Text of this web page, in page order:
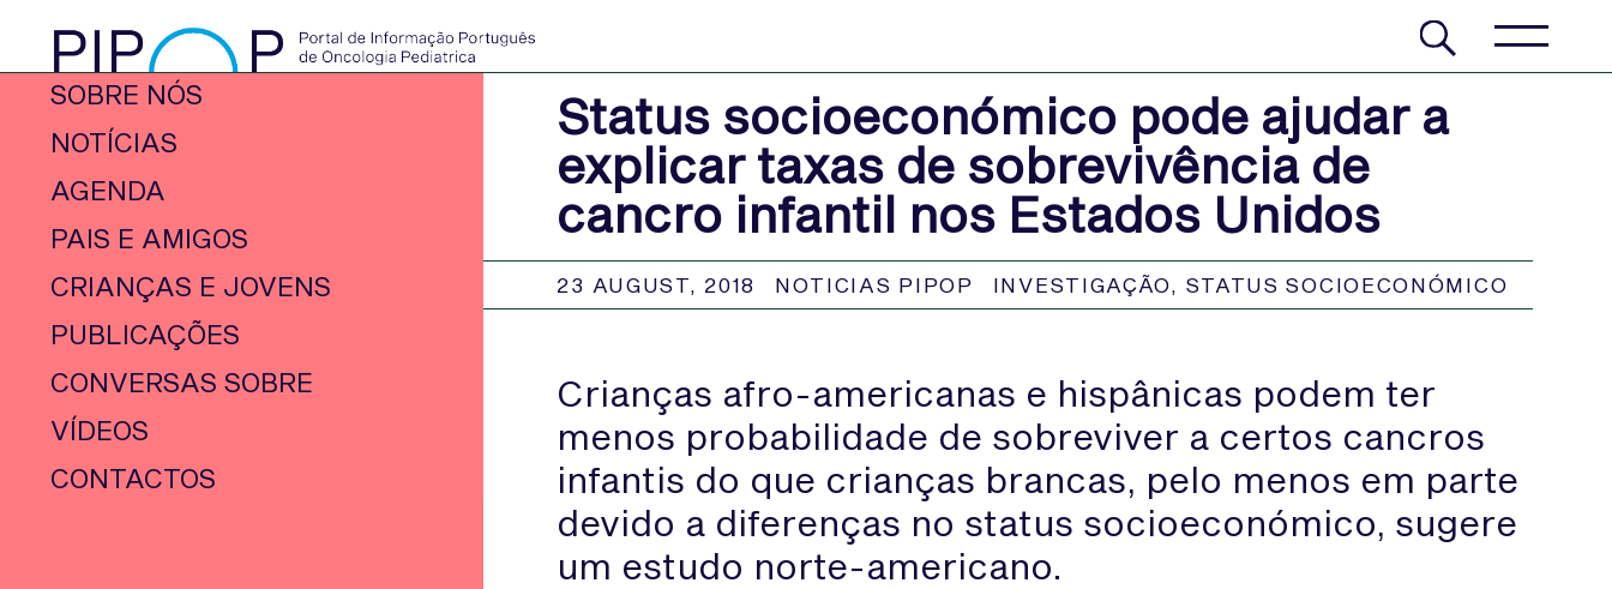
SOBRE NÓS
NOTÍCIAS
AGENDA
PAIS E AMIGOS
CRIANÇAS E JOVENS
PUBLICAÇÕES
CONVERSAS SOBRE
VÍDEOS
CONTACTOS
Status socioeconómico pode ajudar a
explicar taxas de sobrevivência de
cancro infantil nos Estados Unidos
23 AUGUST, 2018 NOTICIAS PIPOP INVESTIGAÇÃO, STATUS SOCIOECONÓMICO
Crianças afro-americanas e hispânicas podem ter
menos probabilidade de sobreviver a certos cancros
infantis do que crianças brancas, pelo menos em parte
devido a diferenças no status socioeconómico, sugere
um estudo norte-americano.